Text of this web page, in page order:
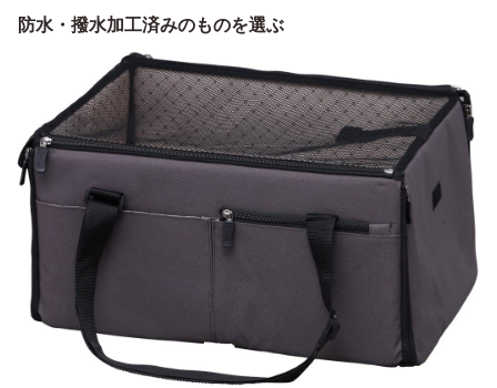
防水・撥水加工済みのものを選ぶ